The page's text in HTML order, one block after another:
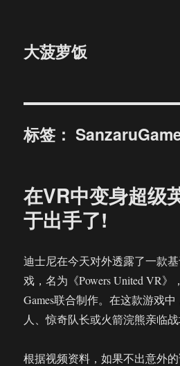
大菠萝饭
标签：
在VR中变身超级
于出手了!
迪士尼在今天对外透露了一款
戏，名为《Powers United VR》
Games联合制作。在这款游戏
人、惊奇队长或火箭浣熊亲临战
根据视频资料，如果不出意外